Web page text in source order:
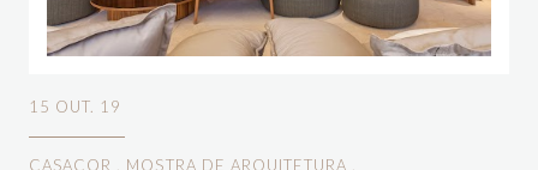
15 OUT. 19
CASACOR MOSTRA DE ARQUITETURA